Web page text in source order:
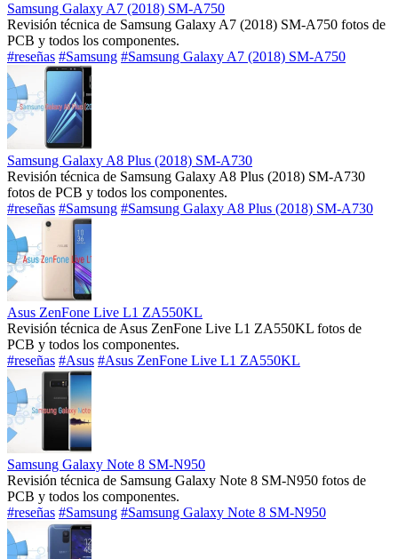
Samsung Galaxy A7 (2018) SM-A750
Revisión técnica de Samsung Galaxy A7 (2018) SM-A750 fotos de
PCB y todos los componentes.
#reseñas #Samsung #Samsung Galaxy A7 (2018) SM-A750
Samsung Galaxy A8 Plus (2018) SM-A730
Revisión técnica de Samsung Galaxy A8 Plus (2018) SM-A730
fotos de PCB y todos los componentes.
#reseñas #Samsung #Samsung Galaxy A8 Plus (2018) SM-A730
Asus ZenFone Live L1 ZA550KL
Revisión técnica de Asus ZenFone Live L1 ZA550KL fotos de
PCB y todos los componentes.
#reseñas #Asus #Asus ZenFone Live L1 ZA550KL
Samsung Galaxy Note 8 SM-N950
Revisión técnica de Samsung Galaxy Note 8 SM-N950 fotos de
PCB y todos los componentes.
#reseñas #Samsung #Samsung Galaxy Note 8 SM-N950